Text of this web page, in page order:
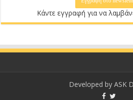
Κάντε εγγραφή για να
Developed by ASK